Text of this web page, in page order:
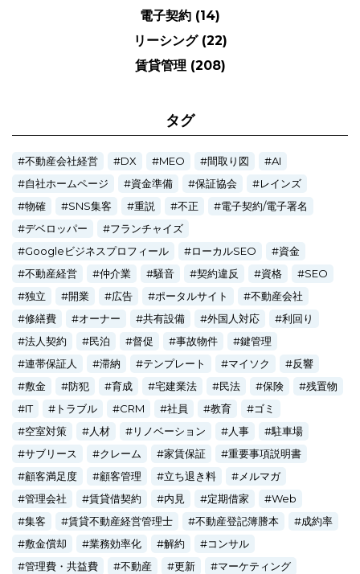
電子契約 (14)
リーシング (22)
賃貸管理 (208)
タグ
不動産会社経営 DX MEO 間取り図
AI
自社ホームページ
資金準備 保証協会
レインズ
物確
SNS集客 重説 不正
電子契約/電子署名
デベロッパー
フランチャイズ
Googleビジネスプロフィール
ローカルSEO
資金
不動産経営
仲介業 騒音 契約違反 資格
SEO
独立
開業 広告 ポータルサイト
不動産会社
修繕費
オーナー 共有設備 外国人対応
利回り
法人契約
民泊 督促 事故物件
鍵管理
連帯保証人
滞納 テンプレート マイソク
反響
敷金
防犯 育成 宅建業法 民法 保険
残置物
IT
トラブル CRM 社員 教育
ゴミ
空室対策
人材 リノベーション 人事
駐車場
サブリース
クレーム 家賃保証
重要事項説明書
顧客満足度
顧客管理 立ち退き料
メルマガ
管理会社
賃貸借契約 内見 定期借家
Web
集客
賃貸不動産経営管理士 不動産登記簿謄本
成約率
敷金償却
業務効率化 解約
コンサル
管理費・共益費
不動産 更新
マーケティング